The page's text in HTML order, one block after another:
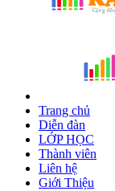
Trang chủ
Diễn đàn
LỚP HỌC
Thành viên
Liên hệ
Giới Thiệu